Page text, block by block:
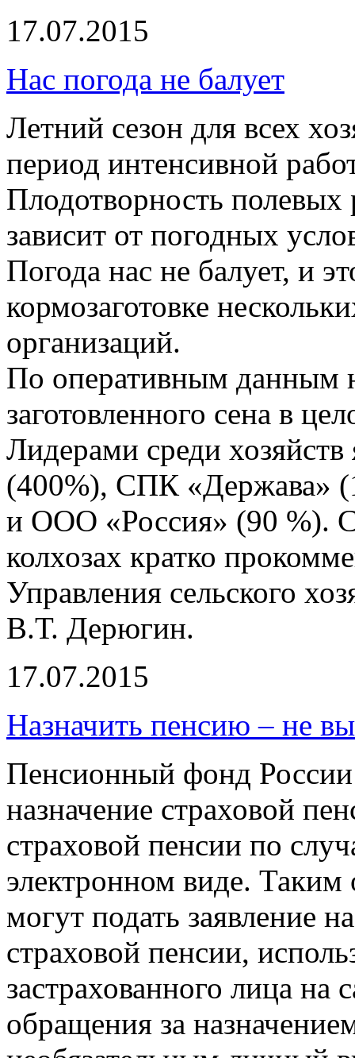
17.07.2015
Нас погода не балует
Летний сезон для всех
период интенсивной
Плодотворность
зависит от погодных
Погода нас не балует, и
кормозаготовке
организаций.
По оперативным данным
заготовленного сена в
Лидерами среди
(400%), СПК «Держава»
и ООО «Россия» (90 %).
колхозах кратко
Управления сельского
В.Т. Дерюгин.
17.07.2015
Назначить пенсию – не
Пенсионный фонд России
назначение страховой
страховой пенсии по
электронном виде. Таким
могут подать заявление
страховой пенсии,
застрахованного лица
обращения за